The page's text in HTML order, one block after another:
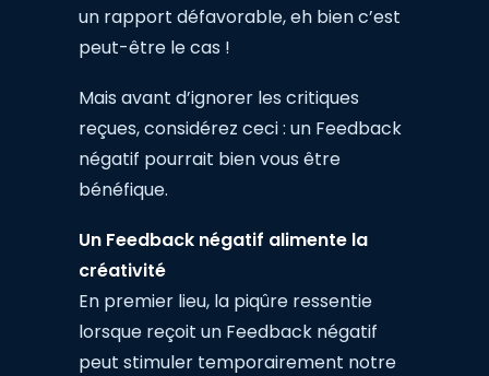
un rapport défavorable, eh bien c’est
peut-être le cas !
Mais avant d’ignorer les critiques
reçues, considérez ceci : un Feedback
négatif pourrait bien vous être
bénéfique.
Un Feedback négatif alimente la
créativité
En premier lieu, la piqûre ressentie
lorsque reçoit un Feedback négatif
peut stimuler temporairement notre